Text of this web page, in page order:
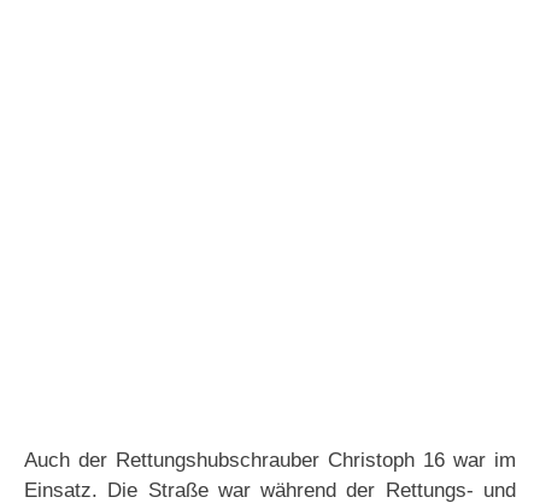
Auch der Rettungshubschrauber Christoph 16 war im
Einsatz. Die Straße war während der Rettungs- und